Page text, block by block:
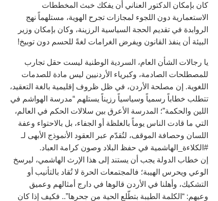
كان بإمكان الدكتور العناني أن يفكك خبث المخططات
الاستعمارية دون اللجوء لمجازات تجرح الهوية، مستلهماً نهج
الروابدة في تقديم الحجة السياسية الرزينة، وكان بإمكان وزير
البيئة أن ينفذ القانون ويفرض الغرامات لغةً للحسم دون توبيخ!
يا رجالات الشأن العام، السردية الوطنية ليست حقل تجارب
للمصطلحات الصادمة، وكبرياء الأردنيين ليس مادة للصدمات
اللغوية. إن مصلحة الأردن، في ظل ظروف إقليمية بالغة التعقيد،
تتطلب خطاباً رسمياً وسياسياً رزيناً يستلهم “مدرسة الهواشم في
اللين والحكمة”؛ المدرسة الأعرق بين سلالات الحكم في العالم،
التي ما قادت الناس يوماً بالغلظة أو الجفاء، بل بالاحتواء وعفة
اللسان وحصافة الموقف، لتُقدّم عبر العقود الأنموذج الأبهى لـ
#الكلاءة_الهاشمية في حفظ البلاد وصون كرامة العباد.
إن خطاب الدولة يجب أن يستند إلى هذا الإرث الهاشمي، ليرسخ
الوعي ويحرس الهيبة؛ فالمجتمعات الحرة لا تُقاد بالتأنيب أو
التشكيك، وأهلنا في الأردن قالوها في دارج أمثالهم وعميق
وعيهم: “الكلمة الطيبة بتطّلع الحية من جحرها”.. فكيف إذا كان